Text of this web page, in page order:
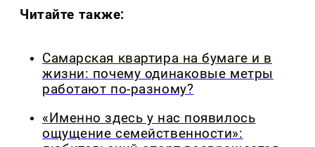
Читайте также:
Самарская квартира на бумаге и в
жизни: почему одинаковые метры
работают по-разному?
«Именно здесь у нас появилось
ощущение семейственности»: